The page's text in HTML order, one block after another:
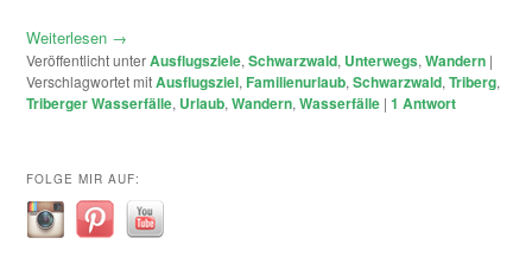
Weiterlesen →
Veröffentlicht unterAusflugsziele,Schwarzwald, Unterwegs,Wandern |
Verschlagwortet mitAusflugsziel,Familienurlaub,Schwarzwald,Triberg,
Triberger Wasserfälle, Urlaub,Wandern,Wasserfälle |1 Antwort
FOLGE MIR AUF: